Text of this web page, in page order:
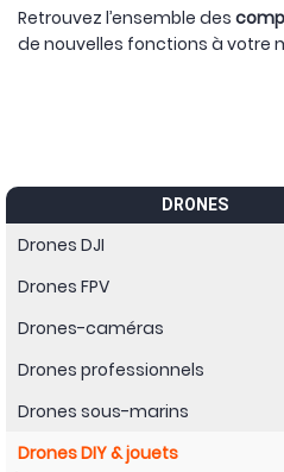
Retrouvez l’ensemble des
de nouvelles fonctions à votre
ID peuvent également diffuser
embarqué ou de nouveaux
La catégorie a déjà accueilli
Récepteurs, émetteurs et
DRONES
Drones DJI
Drones FPV
Drones-caméras
Drones professionnels
Drones sous-marins
Drones DIY & jouets